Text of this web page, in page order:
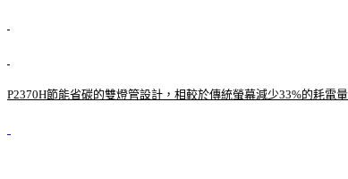
P2370H節能省碳的雙燈管設計，相較於傳統螢幕減少33%的耗電